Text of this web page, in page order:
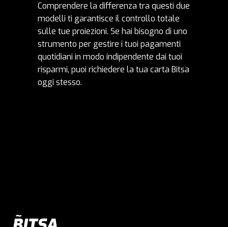
Comprendere la differenza tra questi due
modelli ti garantisce il controllo totale
sulle tue proiezioni. Se hai bisogno di uno
strumento per gestire i tuoi pagamenti
quotidiani in modo indipendente dai tuoi
risparmi, puoi richiedere la tua carta Bitsa
oggi stesso.